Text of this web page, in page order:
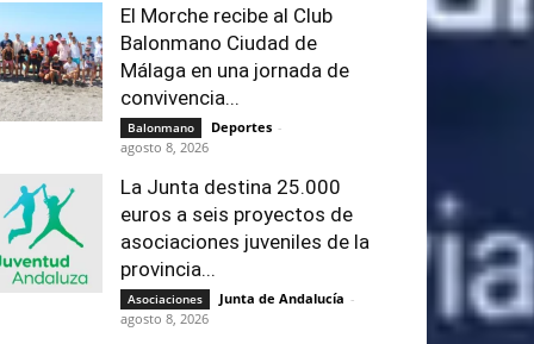
El Morche recibe al Club
Balonmano Ciudad de
Málaga en una jornada de
convivencia...
Balonmano Deportes -
agosto 8, 2026
La Junta destina 25.000
euros a seis proyectos de
asociaciones juveniles de la
provincia...
Asociaciones Junta de Andalucía -
agosto 8, 2026